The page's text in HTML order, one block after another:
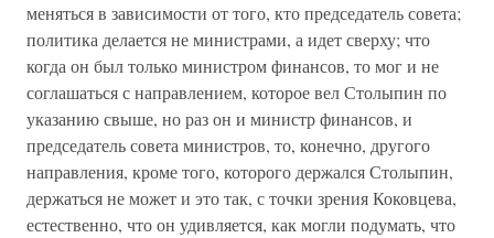
меняться в зависимости от того, кто председатель совета;
политика делается не министрами, а идет сверху; что
когда он был только министром финансов, то мог и не
соглашаться с направлением, которое вел Столыпин по
указанию свыше, но раз он и министр финансов, и
председатель совета министров, то, конечно, другого
направления, кроме того, которого держался Столыпин,
держаться не может и это так, с точки зрения Коковцева,
естественно, что он удивляется, как могли подумать, что